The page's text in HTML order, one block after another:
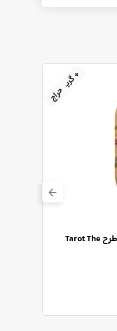
تخته اسکیت برد دیزایر طرح Tarot The
+ گریپ‌تیپ
حراج